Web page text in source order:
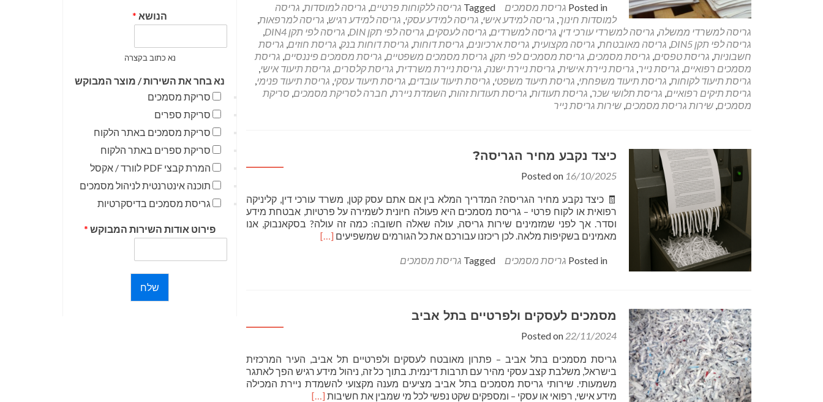
about
גריסת
נייר
–
למה
זה
חשוב?
Posted in גריסת מסמכים Tagged גריסה ללקוחות פרטיים, גריסה למוסדות, גריסה
למוסדות חינוך, גריסה למידע אישי, גריסה למידע עסקי, גריסה למידע רגיש, גריסה למרפאות,
גריסה למשרדי ממשלה, גריסה למשרדי עורכי דין, גריסה למשרדים, גריסה לעסקים, גריסה לפי תקן DIN , גריסה לפי תקן DIN4
,
גריסה לפי תקן DIN5
, גריסה מאובטחת, גריסה מקצועית, גריסת ארכיונים, גריסת דוחות, גריסת דוחות בנק, גריסת חוזים, גריסת
חשבוניות, גריסת טפסים, גריסת מסמכים, גריסת מסמכים לפי תקן, גריסת מסמכים משפטיים, גריסת מסמכים פיננסיים, גריסת
מסמכים רפואיים, גריסת נייר, גריסת ניירת אישית, גריסת ניירת ישנה, גריסת ניירת משרדית, גריסת קלסרים, גריסת תיעוד אישי,
גריסת תיעוד לקוחות, גריסת תיעוד משפחתי, גריסת תיעוד משפטי, גריסת תיעוד עובדים, גריסת תיעוד עסקי, גריסת תיעוד פנימי,
גריסת תיקים רפואיים, גריסת תלושי שכר, גריסת תעודות, גריסת תעודות זהות, השמדת ניירת, חברה לסריקת מסמכים, סריקת
מסמכים, שירות גריסת מסמכים, שירות גריסת נייר
כיצד נקבע מחיר הגריסה?
Posted on 16/10/2025
🧾 כיצד נקבע מחיר הגריסה? המדריך המלא בין אם אתם עסק קטן, משרד עורכי דין, קליניקה
רפואית או לקוח פרטי – גריסת מסמכים היא פעולה חיונית לשמירה על פרטיות, אבטחת מידע
וסדר. אך לפני שמזמינים שירות גריסה, עולה שאלה חשובה: כמה זה עולה? בסקאנבוק, אנו
מאמינים בשקיפות מלאה. לכן ריכזנו עבורכם את כל הגורמים שמשפיעים Read
[…]
Posted in גריסת מסמכים Tagged גריסת מסמכים
מסמכים לעסקים ולפרטיים בתל אביב
Posted on 22/11/2024
גריסת מסמכים בתל אביב – פתרון מאובטח לעסקים ולפרטיים תל אביב, העיר המרכזית
בישראל, משלבת קצב עסקי מהיר עם תרבות דינמית. בתוך כל זה, ניהול מידע רגיש הפך לאתגר
משמעותי. שירותי גריסת מסמכים בתל אביב מציעים מענה מקצועי להשמדת ניירת המכילה
מידע אישי, רפואי או עסקי – ומספקים שקט נפשי לכל מי שמבין את חשיבותRead
[…]
הנושא *
נא כתוב בקצרה
נא בחר את השירות / מוצר המבוקש
סריקת מסמכים
סריקת ספרים
סריקת מסמכים באתר הלקוח
סריקת ספרים באתר הלקוח
המרת קבצי PDF לוורד / אקסל
תוכנה אינטרנטית לניהול מסמכים
גריסת מסמכים בדיסקרטיות
פירוט אודות השירות המבוקש *
שלח